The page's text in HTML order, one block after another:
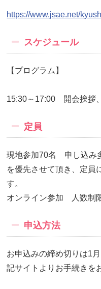
https://www.jsae.net/
スケジュール
【プログラム】
15:30～17:00 開会挨拶
定員
現地参加70名 申し込み
を優先させて頂き、定員
す。
オンライン参加 人数制
申込方法
お申込みの締め切りは1
記サイトよりお手続きを